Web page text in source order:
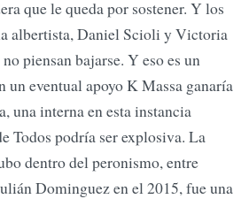
que le queda por sostener. Y los
albertista, Daniel Scioli y Victoria
piensan bajarse. Y eso es un
un eventual apoyo K Massa ganaría
una interna en esta instancia
Todos podría ser explosiva. La
dentro del peronismo, entre
Dominguez en el 2015, fue una